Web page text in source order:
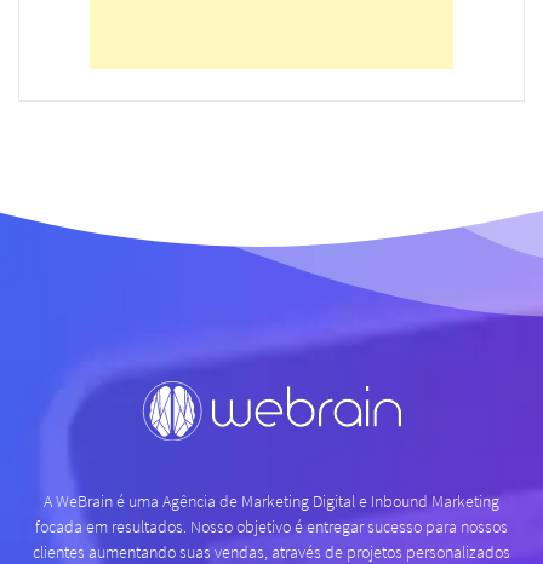
A WeBrain é uma Agência de Marketing Digital e Inbound Marketing
focada em resultados. Nosso objetivo é entregar sucesso para nossos
clientes aumentando suas vendas, através de projetos personalizados